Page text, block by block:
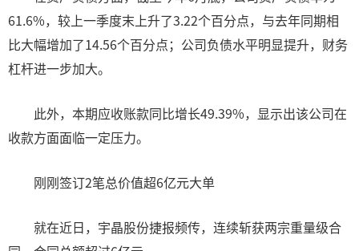
61.6%，较上一季度末上升了3.22个百分点，与去年同期相
比大幅增加了14.56个百分点；公司负债水平明显提升，财务
杠杆进一步加大。
此外，本期应收账款同比增长49.39%，显示出该公司在
收款方面面临一定压力。
刚刚签订2笔总价值超6亿元大单
就在近日，宇晶股份捷报频传，连续斩获两宗重量级合